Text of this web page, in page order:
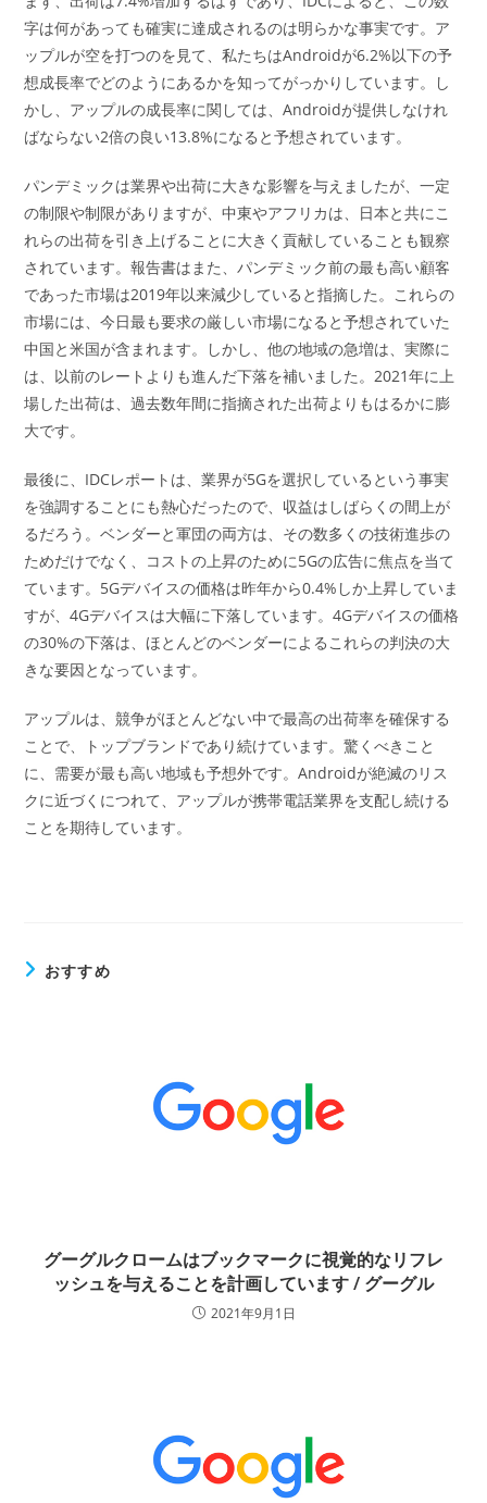
字は何があっても確実に達成されるのは明らかな事実です。ア
ップルが空を打つのを見て、私たちはAndroidが6.2%以下の予
想成長率でどのようにあるかを知ってがっかりしています。し
かし、アップルの成長率に関しては、Androidが提供しなけれ
ばならない2倍の良い13.8%になると予想されています。
パンデミックは業界や出荷に大きな影響を与えましたが、一定
の制限や制限がありますが、中東やアフリカは、日本と共にこ
れらの出荷を引き上げることに大きく貢献していることも観察
されています。報告書はまた、パンデミック前の最も高い顧客
であった市場は2019年以来減少していると指摘した。これらの
市場には、今日最も要求の厳しい市場になると予想されていた
中国と米国が含まれます。しかし、他の地域の急増は、実際に
は、以前のレートよりも進んだ下落を補いました。2021年に上
場した出荷は、過去数年間に指摘された出荷よりもはるかに膨
大です。
最後に、IDCレポートは、業界が5Gを選択しているという事実
を強調することにも熱心だったので、収益はしばらくの間上が
るだろう。ベンダーと軍団の両方は、その数多くの技術進歩の
ためだけでなく、コストの上昇のために5Gの広告に焦点を当て
ています。5Gデバイスの価格は昨年から0.4%しか上昇していま
すが、4Gデバイスは大幅に下落しています。4Gデバイスの価格
の30%の下落は、ほとんどのベンダーによるこれらの判決の大
きな要因となっています。
アップルは、競争がほとんどない中で最高の出荷率を確保する
ことで、トップブランドであり続けています。驚くべきこと
に、需要が最も高い地域も予想外です。Androidが絶滅のリス
クに近づくにつれて、アップルが携帯電話業界を支配し続ける
ことを期待しています。
おすすめ
グーグルクロームはブックマークに視覚的なリフレ
ッシュを与えることを計画しています / グーグル
2021年9月1日